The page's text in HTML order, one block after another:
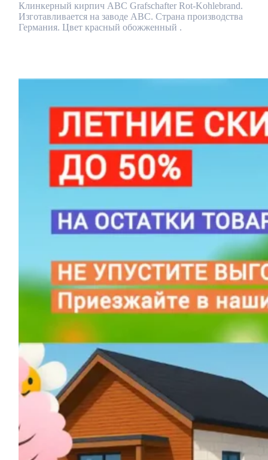
Клинкерный кирпич ABC Grafschafter Rot-Kohlebrand.
Изготавливается на заводе ABC. Страна производства
Германия. Цвет красный обожженный .